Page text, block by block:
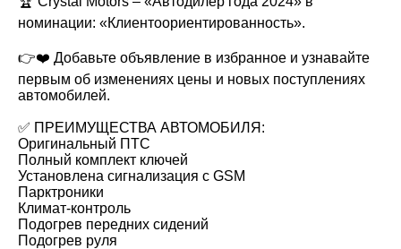
номинации: «Клиентоориентированность».
👉❤️ Добавьте объявление в избранное и узнавайте
первым об изменениях цены и новых поступлениях
автомобилей.
✅ ПРЕИМУЩЕСТВА АВТОМОБИЛЯ:
Оригинальный ПТС
Полный комплект ключей
Установлена сигнализация с GSM
Парктроники
Климат-контроль
Подогрев передних сидений
Подогрев руля